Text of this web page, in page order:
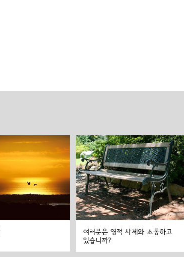
여러분은 영적 사제와 소통하고
있습니까?